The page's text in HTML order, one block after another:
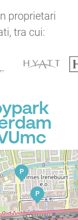
proprietari
tra cui:
P
P